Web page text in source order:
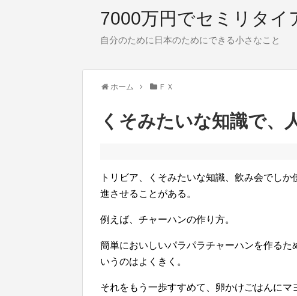
7000万円でセミリタイ
自分のために日本のためにできる小さなこと
ホーム ＦＸ
くそみたいな知識で、
トリビア、くそみたいな知識、飲み会でし
進させることがある。
例えば、チャーハンの作り方。
簡単においしいパラパラチャーハンを作る
いうのはよくきく。
それをもう一歩すすめて、卵かけごはんに